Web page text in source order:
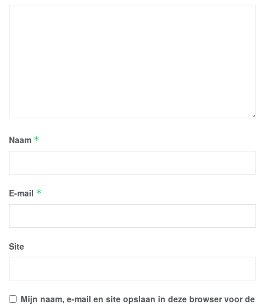
Naam *
E-mail *
Site
Mijn naam, e-mail en site opslaan in deze browser voor de